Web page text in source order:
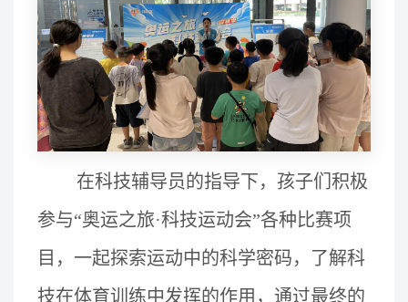
在科技辅导员的指导下，孩子们积极
参与“奥运之旅·科技运动会”各种比赛项
目，一起探索运动中的科学密码，了解科
技在体育训练中发挥的作用，通过最终的